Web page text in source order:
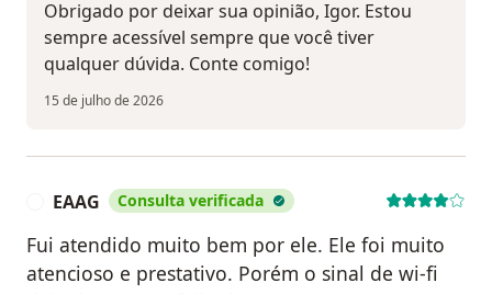
Obrigado por deixar sua opinião, Igor. Estou
sempre acessível sempre que você tiver
qualquer dúvida. Conte comigo!
15 de julho de 2026
EAAG Consulta verificada
Fui atendido muito bem por ele. Ele foi muito
atencioso e prestativo. Porém o sinal de wi-fi